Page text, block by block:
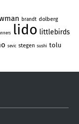
brandt dolberg
lido littlebirds
sevic stegen sushi tolu